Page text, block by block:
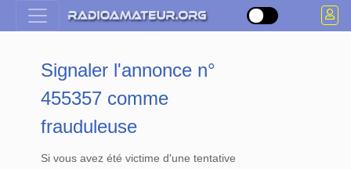
Signaler l'annonce n°
455357 comme
frauduleuse
Si vous avez été victime d'une tentative